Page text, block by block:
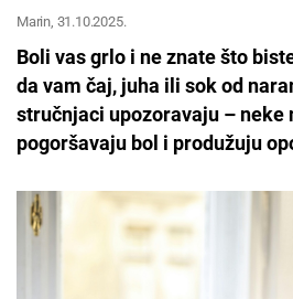
Marin, 31.10.2025.
Boli vas grlo i ne znate što
da vam čaj, juha ili sok od
stručnjaci upozoravaju – neke
pogoršavaju bol i produžuju